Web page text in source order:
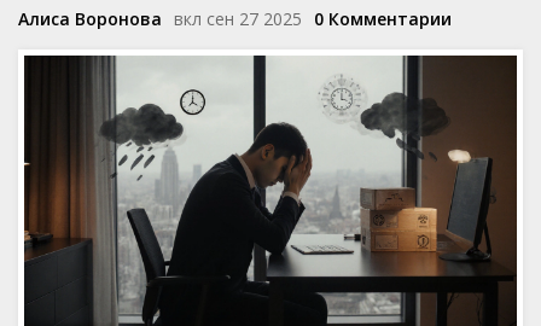
Алиса Воронова вкл сен 27 2025 0 Комментарии